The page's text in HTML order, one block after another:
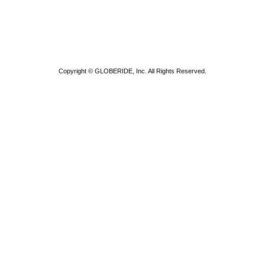
Copyright © GLOBERIDE, Inc. All Rights Reserved.